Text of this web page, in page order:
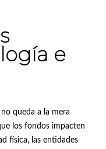
e
queda a la mera
los fondos impacten
física, las entidades